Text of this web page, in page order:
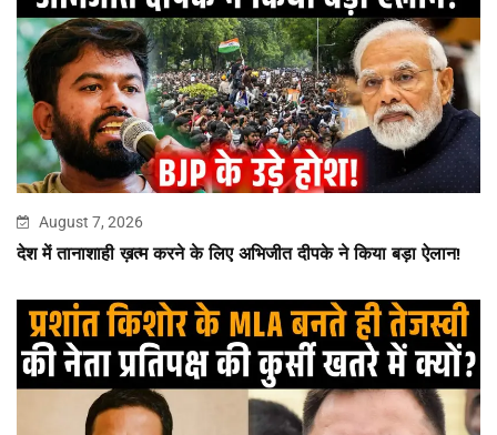
August 7, 2026
देश में तानाशाही ख़त्म करने के लिए अभिजीत दीपके ने किया बड़ा ऐलान!